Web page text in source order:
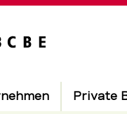
Private